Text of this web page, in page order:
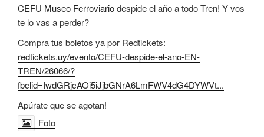
CEFU Museo Ferroviariodespide el año a todo Tren! Y vos
te lo vas a perder?
Compra tus boletos ya por Redtickets:
redtickets.uy/evento/CEFU-despide-el-ano-EN-
TREN/26066/?
fbclid=IwdGRjcAOi5iJjbGNrA6LmFWV4dG4DYWVt...
Apúrate que se agotan!
Foto